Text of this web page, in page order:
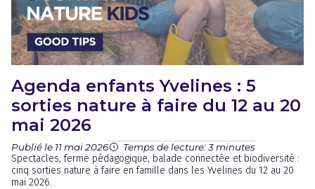
Agenda enfants Yvelines : 5
sorties nature à faire du 12 au 20
mai 2026
Publié le 11 mai 2026 Temps de lecture: 3 minutes
Spectacles, ferme pédagogique, balade connectée et biodiversité :
cinq sorties nature à faire en famille dans les Yvelines du 12 au 20
mai 2026.